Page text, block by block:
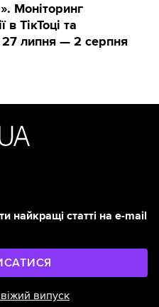
Моніторинг
в ТікТоці та
липня — 2 серпня
найкращі статті на e-mail
випуск